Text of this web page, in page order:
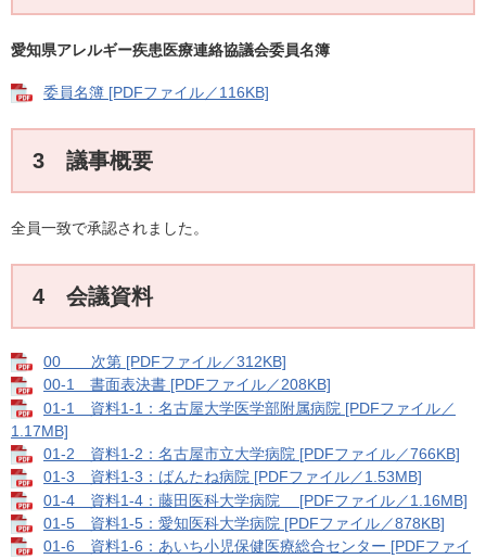
愛知県アレルギー疾患医療連絡協議会委員名簿
委員名簿 [PDFファイル／116KB]
3 議事概要
全員一致で承認されました。
4 会議資料
00 次第 [PDFファイル／312KB]
00-1 書面表決書 [PDFファイル／208KB]
01-1 資料1-1：名古屋大学医学部附属病院 [PDFファイル／
1.17MB]
01-2 資料1-2：名古屋市立大学病院 [PDFファイル／766KB]
01-3 資料1-3：ばんたね病院 [PDFファイル／1.53MB]
01-4 資料1-4：藤田医科大学病院 [PDFファイル／1.16MB]
01-5 資料1-5：愛知医科大学病院 [PDFファイル／878KB]
01-6 資料1-6：あいち小児保健医療総合センター [PDFファイ